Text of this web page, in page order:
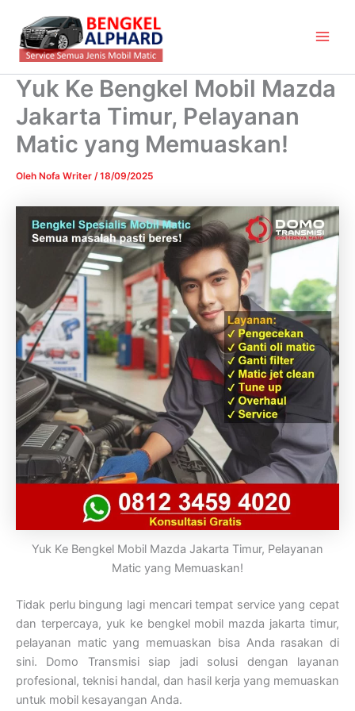
konten
Yuk Ke Bengkel Mobil Mazda
Jakarta Timur, Pelayanan
Matic yang Memuaskan!
Oleh Nofa Writer /18/09/2025
Yuk Ke Bengkel Mobil Mazda Jakarta Timur, Pelayanan
Matic yang Memuaskan!
Tidak perlu bingung lagi mencari tempat service yang cepat
dan terpercaya, yuk ke bengkel mobil mazda jakarta timur,
pelayanan matic yang memuaskan bisa Anda rasakan di
sini. Domo Transmisi siap jadi solusi dengan layanan
profesional, teknisi handal, dan hasil kerja yang memuaskan
untuk mobil kesayangan Anda.